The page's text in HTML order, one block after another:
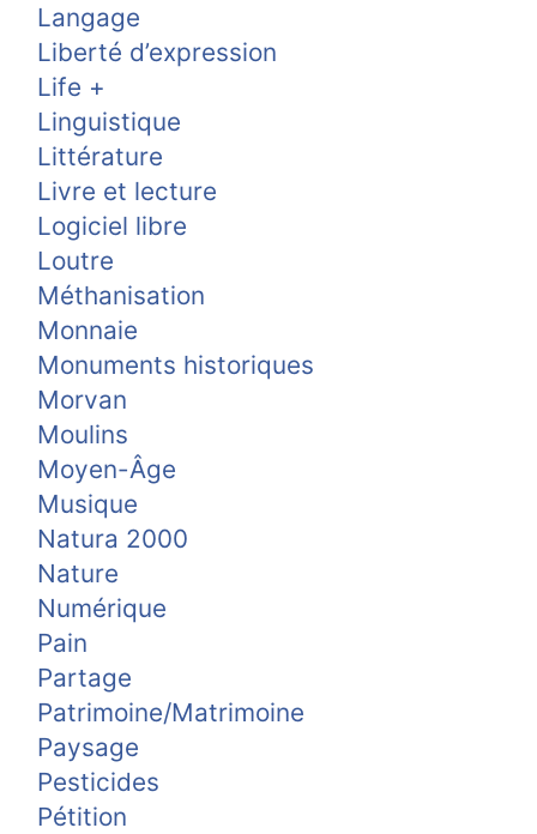
Langage
Liberté d’expression
Life +
Linguistique
Littérature
Livre et lecture
Logiciel libre
Loutre
Méthanisation
Monnaie
Monuments historiques
Morvan
Moulins
Moyen-Âge
Musique
Natura 2000
Nature
Numérique
Pain
Partage
Patrimoine/Matrimoine
Paysage
Pesticides
Pétition